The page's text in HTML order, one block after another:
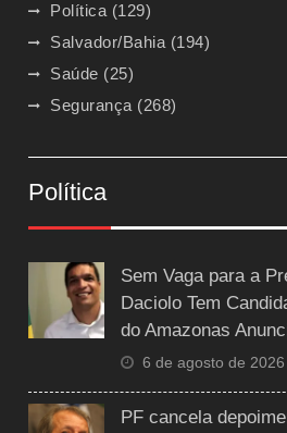
Política (129)
Salvador/Bahia (194)
Saúde (25)
Segurança (268)
Política
Sem Vaga para a
Daciolo Tem
do Amazonas
6 de agosto de 2026
PF cancela